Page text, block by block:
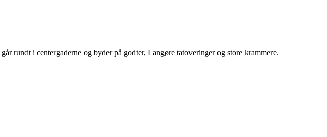
rundt i centergaderne og byder på godter, Langøre tatoveringer og store krammere.